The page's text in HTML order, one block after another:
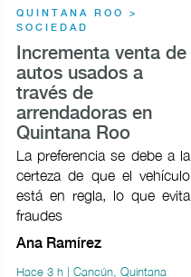
QUINTANA ROO >
SOCIEDAD
Incrementa venta de
autos usados a
través de
arrendadoras en
Quintana Roo
La preferencia se debe a la
certeza de que el vehículo
está en regla, lo que evita
fraudes
Ana Ramírez
Hace 3 h | Cancún, Quintana